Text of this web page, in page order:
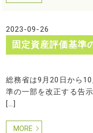
2023-09-26
固定資産評価基準
総務省は9月20日から
準の一部を改正する告
[…]
MORE